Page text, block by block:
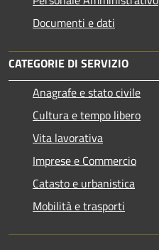
Documenti e dati
CATEGORIE DI SERVIZIO
Anagrafe e stato civile
Cultura e tempo libero
Vita lavorativa
Imprese e Commercio
Catasto e urbanistica
Mobilità e trasporti